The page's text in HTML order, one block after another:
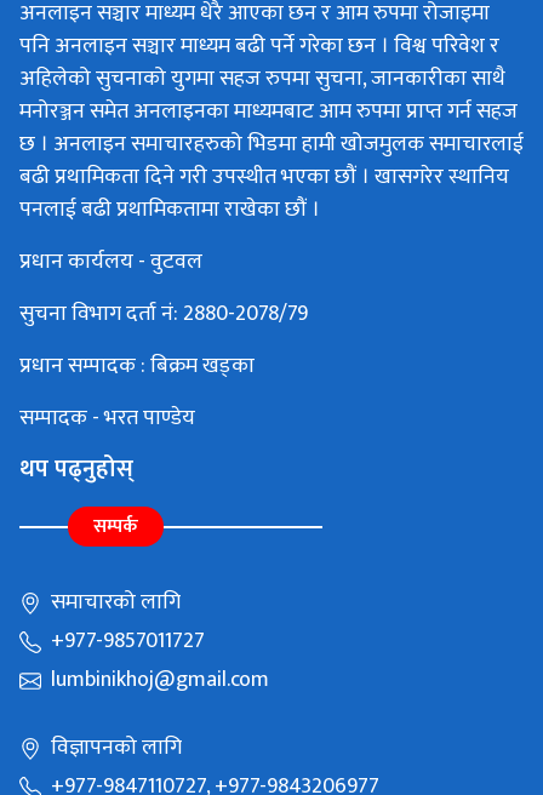
अनलाइन सञ्चार माध्यम धेरै आएका छन र आम रुपमा रोजाइमा
पनि अनलाइन सञ्चार माध्यम बढी पर्ने गरेका छन । विश्व परिवेश र
अहिलेको सुचनाको युगमा सहज रुपमा सुचना, जानकारीका साथै
मनोरञ्जन समेत अनलाइनका माध्यमबाट आम रुपमा प्राप्त गर्न सहज
छ । अनलाइन समाचारहरुको भिडमा हामी खोजमुलक समाचारलाई
बढी प्रथामिकता दिने गरी उपस्थीत भएका छौं । खासगरेर स्थानिय
पनलाई बढी प्रथामिकतामा राखेका छौं ।
प्रधान कार्यलय - वुटवल
सुचना विभाग दर्ता नं: 2880-2078/79
प्रधान सम्पादक : बिक्रम खड्का
सम्पादक - भरत पाण्डेय
थप पढ्नुहोस्
सम्पर्क
समाचारको लागि
+977-9857011727
lumbinikhoj@gmail.com
विज्ञापनको लागि
+977-9847110727, +977-9843206977